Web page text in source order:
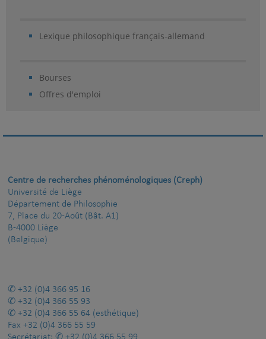
Lexique philosophique français-allemand
Bourses
Offres d'emploi
Centre de recherches phénoménologiques (Creph)
Université de Liège
Département de Philosophie
7, Place du 20-Août (Bât. A1)
B-4000 Liège
(Belgique)
+32 (0)4 366 95 16
+32 (0)4 366 55 93
+32 (0)4 366 55 64 (esthétique)
Fax +32 (0)4 366 55 59